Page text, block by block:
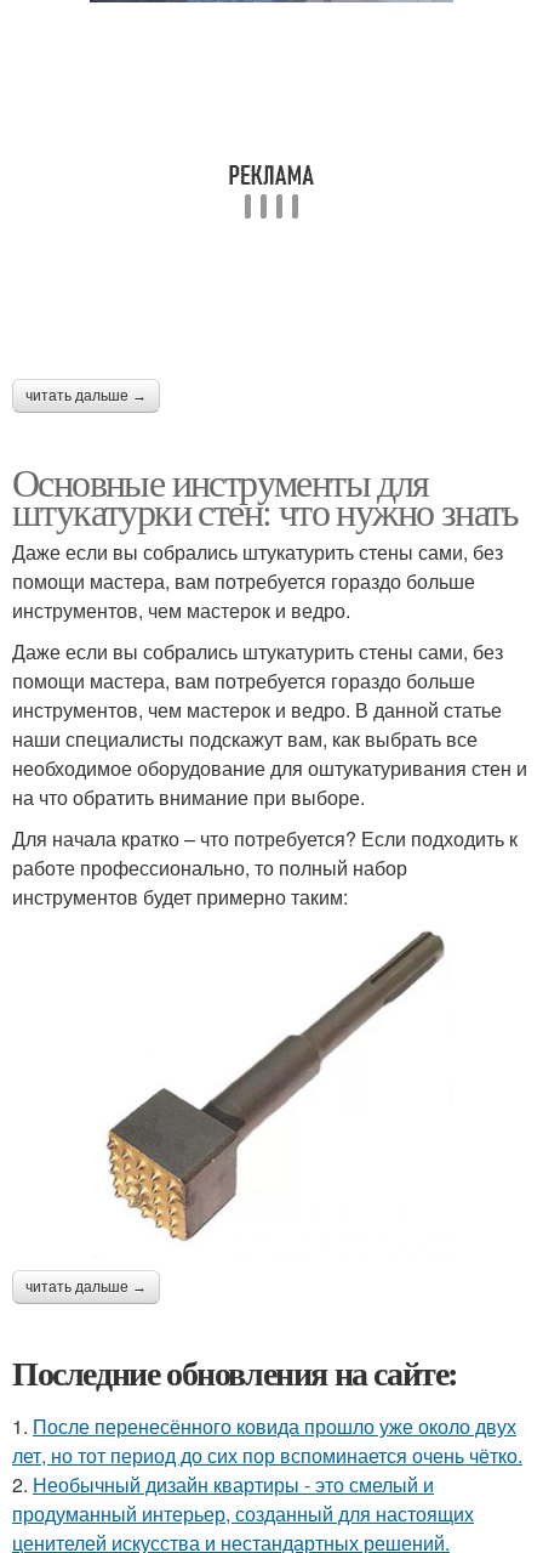
читать дальше →
Основные инструменты для
штукатурки стен: что нужно знать
Даже если вы собрались штукатурить стены сами, без
помощи мастера, вам потребуется гораздо больше
инструментов, чем мастерок и ведро.
Даже если вы собрались штукатурить стены сами, без
помощи мастера, вам потребуется гораздо больше
инструментов, чем мастерок и ведро. В данной статье
наши специалисты подскажут вам, как выбрать все
необходимое оборудование для оштукатуривания стен и
на что обратить внимание при выборе.
Для начала кратко – что потребуется? Если подходить к
работе профессионально, то полный набор
инструментов будет примерно таким:
читать дальше →
Последние обновления на сайте:
1. После перенесённого ковида прошло уже около двух
лет, но тот период до сих пор вспоминается очень чётко.
2. Необычный дизайн квартиры - это смелый и
продуманный интерьер, созданный для настоящих
ценителей искусства и нестандартных решений.